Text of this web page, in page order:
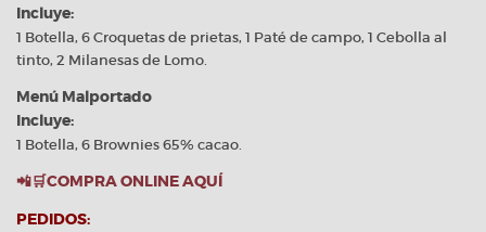
Incluye:
1 Botella, 6 Croquetas de prietas, 1 Paté de campo, 1 Cebolla al
tinto, 2 Milanesas de Lomo.
Menú Malportado
Incluye:
1 Botella, 6 Brownies 65% cacao.
📲🛒COMPRA ONLINE AQUÍ
PEDIDOS: